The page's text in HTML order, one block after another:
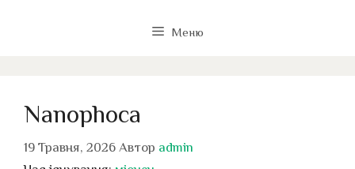
Меню
Nanophoca
19 Травня, 2026 Автор admin